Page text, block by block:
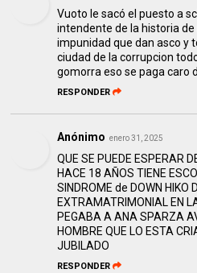
Vuoto le sacó el puesto a
intendente de la historia
impunidad que dan asco y
ciudad de la corrupcion
gomorra eso se paga caro
RESPONDER
Anónimo enero 31, 2025
QUE SE PUEDE ESPERAR
HACE 18 AÑOS TIENE
SINDROME de DOWN HIKO
EXTRAMATRIMONIAL EN
PEGABA A ANA SPARZA
HOMBRE QUE LO ESTA
JUBILADO
RESPONDER